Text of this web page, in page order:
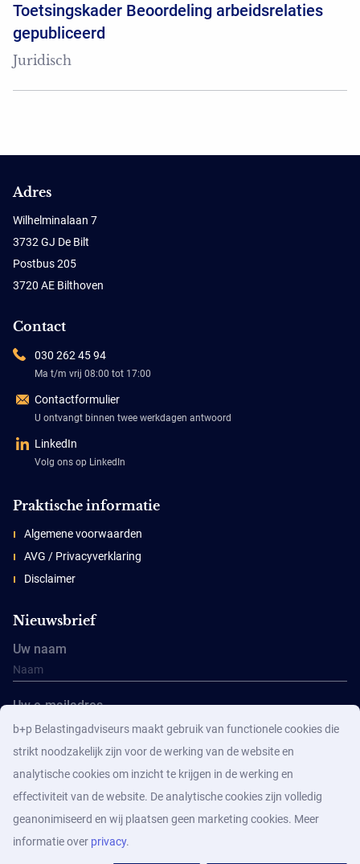
Toetsingskader Beoordeling arbeidsrelaties
gepubliceerd
Juridisch
Adres
Wilhelminalaan 7
3732 GJ De Bilt
Postbus 205
3720 AE Bilthoven
Contact
030 262 45 94
Ma t/m vrij 08:00 tot 17:00
Contactformulier
U ontvangt binnen twee werkdagen antwoord
LinkedIn
Volg ons op LinkedIn
Praktische informatie
Algemene voorwaarden
AVG / Privacyverklaring
Disclaimer
Nieuwsbrief
Uw naam
Uw e-mailadres
Aanmelden
b+p Belastingadviseurs maakt gebruik van functionele cookies die
strikt noodzakelijk zijn voor de werking van de website en
analytische cookies om inzicht te krijgen in de werking en
effectiviteit van de website. De analytische cookies zijn volledig
geanonimiseerd en wij plaatsen geen marketing cookies. Meer
informatie over privacy.